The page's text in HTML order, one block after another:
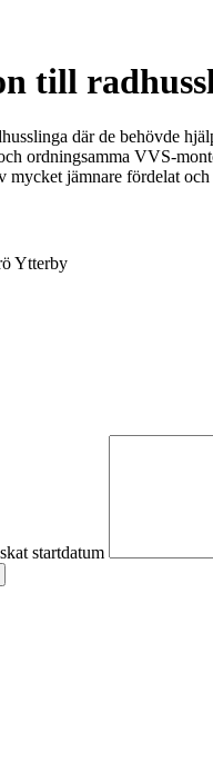
till
där de behövde
ordningsamma VVS-
jämnare fördelat
startdatum